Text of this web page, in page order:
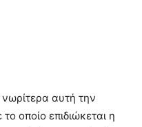
αυτή την
οποίο επιδιώκεται η